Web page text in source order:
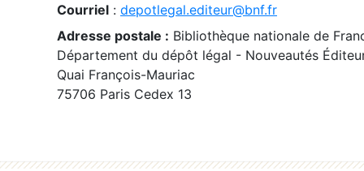
Courriel : depotlegal.editeur@bnf.fr
Adresse postale : Bibliothèque nationale de
Département du dépôt légal - Nouveautés
Quai François-Mauriac
75706 Paris Cedex 13